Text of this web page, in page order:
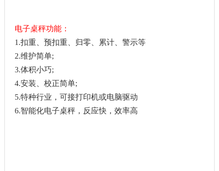
电子桌秤功能：
1.扣重、预扣重、归零、累计、警示等
2.维护简单;
3.体积小巧;
4.安装、校正简单;
5.特种行业，可接打印机或电脑驱动
6.智能化电子桌秤，反应快，效率高